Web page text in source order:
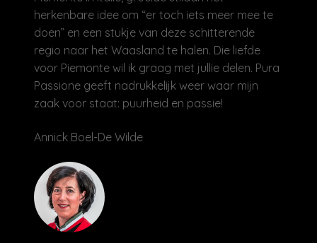
herkenbare idee om “er toch iets meer mee te
doen” en een stukje van deze schitterende
regio naar het Waasland te halen. Die liefde
voor Piemonte wil ik graag met jullie delen. Pura
Passione geeft nadrukkelijk weer waar mijn
zaak voor staat: puurheid en passie!
Annick Boel-De Wilde